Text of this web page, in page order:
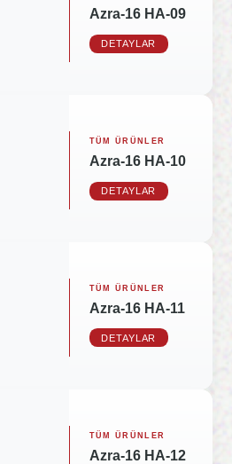
Azra-16 HA-09
DETAYLAR
TÜM ÜRÜNLER
Azra-16 HA-10
DETAYLAR
TÜM ÜRÜNLER
Azra-16 HA-11
DETAYLAR
TÜM ÜRÜNLER
Azra-16 HA-12